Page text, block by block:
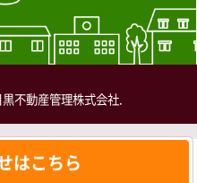
不動産管理株式会社.
はこちら